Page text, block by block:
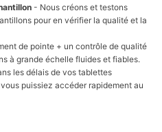
- Nous créons et testons
pour en vérifier la qualité et la
de pointe + un contrôle de qualité
à grande échelle fluides et fiables.
les délais de vos tablettes
puissiez accéder rapidement au